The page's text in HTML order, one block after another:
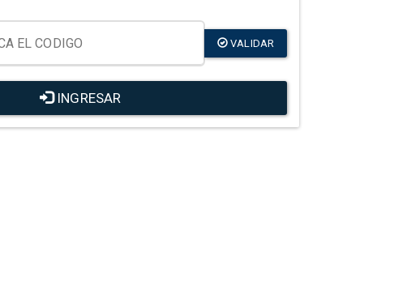
VALIDAR
INGRESAR